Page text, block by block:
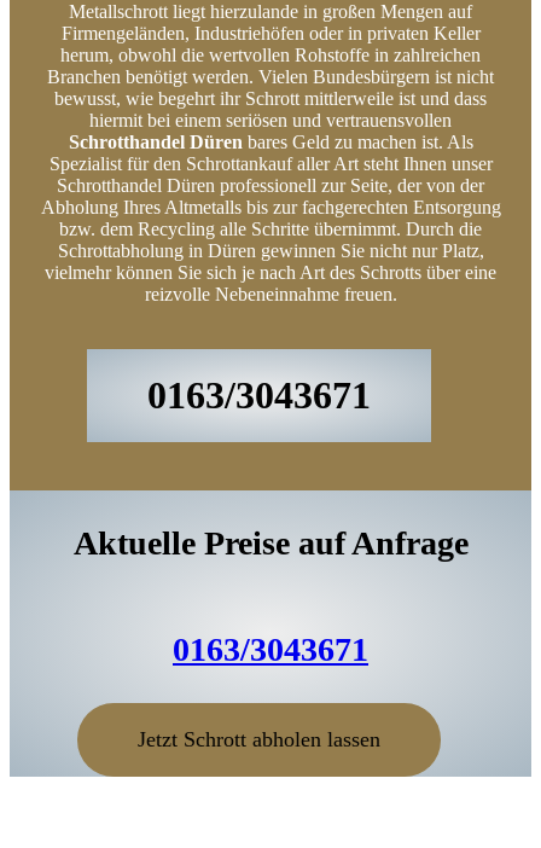
Metallschrott liegt hierzulande in großen Mengen auf
Firmengeländen, Industriehöfen oder in privaten Keller
herum, obwohl die wertvollen Rohstoffe in zahlreichen
Branchen benötigt werden. Vielen Bundesbürgern ist nicht
bewusst, wie begehrt ihr Schrott mittlerweile ist und dass
hiermit bei einem seriösen und vertrauensvollen
Schrotthandel Düren bares Geld zu machen ist. Als
Spezialist für den Schrottankauf aller Art steht Ihnen unser
Schrotthandel Düren professionell zur Seite, der von der
Abholung Ihres Altmetalls bis zur fachgerechten Entsorgung
bzw. dem Recycling alle Schritte übernimmt. Durch die
Schrottabholung in Düren gewinnen Sie nicht nur Platz,
vielmehr können Sie sich je nach Art des Schrotts über eine
reizvolle Nebeneinnahme freuen.
0163/3043671
Aktuelle Preise auf Anfrage
0163/3043671
Jetzt Schrott abholen lassen